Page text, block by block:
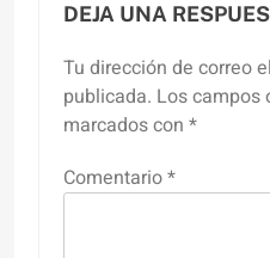
DEJA UNA
Tu dirección de correo
publicada. Los campos
marcados con *
Comentario*